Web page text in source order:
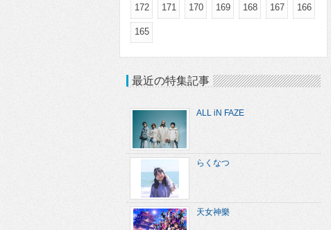
172 171 170 169 168 167 166
165
最近の特集記事
ALL iN FAZE
らくなつ
天女神樂